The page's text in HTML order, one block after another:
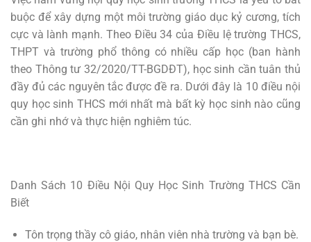
buộc để xây dựng một môi trường giáo dục kỷ cương, tích
cực và lành mạnh. Theo Điều 34 của Điều lệ trường THCS,
THPT và trường phổ thông có nhiều cấp học (ban hành
theo Thông tư 32/2020/TT-BGDĐT), học sinh cần tuân thủ
đầy đủ các nguyên tắc được đề ra. Dưới đây là 10 điều nội
quy học sinh THCS mới nhất mà bất kỳ học sinh nào cũng
cần ghi nhớ và thực hiện nghiêm túc.
Danh Sách 10 Điều Nội Quy Học Sinh Trường THCS Cần
Biết
Tôn trọng thầy cô giáo, nhân viên nhà trường và bạn bè.